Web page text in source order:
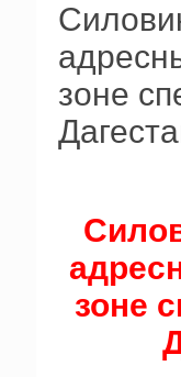
зоне
зоне